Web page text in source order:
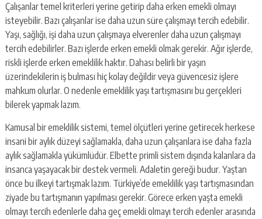
Çalışanlar temel kriterleri yerine getirip daha erken emekli olmayı
isteyebilir. Bazı çalışanlar ise daha uzun süre çalışmayı tercih edebilir.
Yaşı, sağlığı, işi daha uzun çalışmaya elverenler daha uzun çalışmayı
tercih edebilirler. Bazı işlerde erken emekli olmak gerekir. Ağır işlerde,
riskli işlerde erken emeklilik haktır. Dahası belirli bir yaşın
üzerindekilerin iş bulması hiç kolay değildir veya güvencesiz işlere
mahkum olurlar. O nedenle emeklilik yaşı tartışmasını bu gerçekleri
bilerek yapmak lazım.
Kamusal bir emeklilik sistemi, temel ölçütleri yerine getirecek herkese
insani bir aylık düzeyi sağlamakla, daha uzun çalışanlara ise daha fazla
aylık sağlamakla yükümlüdür. Elbette primli sistem dışında kalanlara da
insanca yaşayacak bir destek vermeli. Adaletin gereği budur. Yaştan
önce bu ilkeyi tartışmak lazım. Türkiye’de emeklilik yaşı tartışmasından
ziyade bu tartışmanın yapılması gerekir. Görece erken yaşta emekli
olmayı tercih edenlerle daha geç emekli olmayı tercih edenler arasında